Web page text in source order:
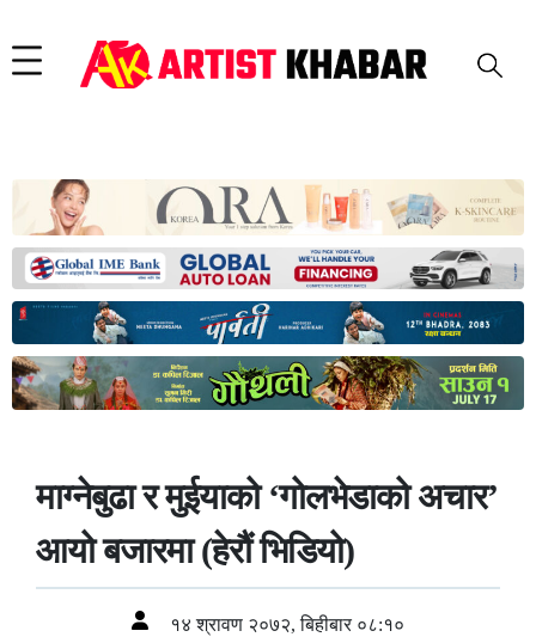
माग्नेबुढा र मुईयाको ‘गोलभेडाको अचार’
आयो बजारमा (हेरौं भिडियो)
१४ श्रावण २०७२, बिहीबार ०८:१०